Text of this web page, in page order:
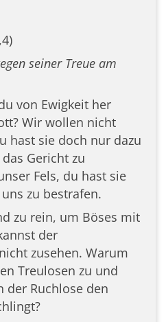
seiner Treue am
von Ewigkeit her
Wir wollen nicht
hast sie doch nur dazu
Gericht zu
Fels, du hast sie
zu bestrafen.
zu rein, um Böses mit
der
zusehen. Warum
Treulosen zu und
der Ruchlose den